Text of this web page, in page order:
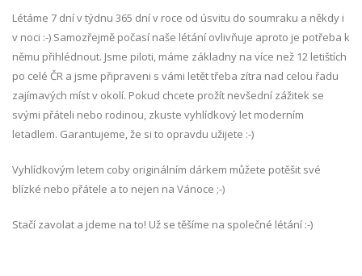
Létáme 7 dní v týdnu 365 dní v roce od úsvitu do soumraku a někdy i
v noci :-) Samozřejmě počasí naše létání ovlivňuje aproto je potřeba k
němu přihlédnout. Jsme piloti, máme základny na více než 12 letištích
po celé ČR a jsme připraveni s vámi letět třeba zítra nad celou řadu
zajímavých míst v okolí. Pokud chcete prožít nevšední zážitek se
svými přáteli nebo rodinou, zkuste vyhlídkový let moderním
letadlem. Garantujeme, že si to opravdu užijete :-)
Vyhlídkovým letem coby originálním dárkem můžete potěšit své
blízké nebo přátele a to nejen na Vánoce ;-)
Stačí zavolat a jdeme na to! Už se těšíme na společné létání :-)